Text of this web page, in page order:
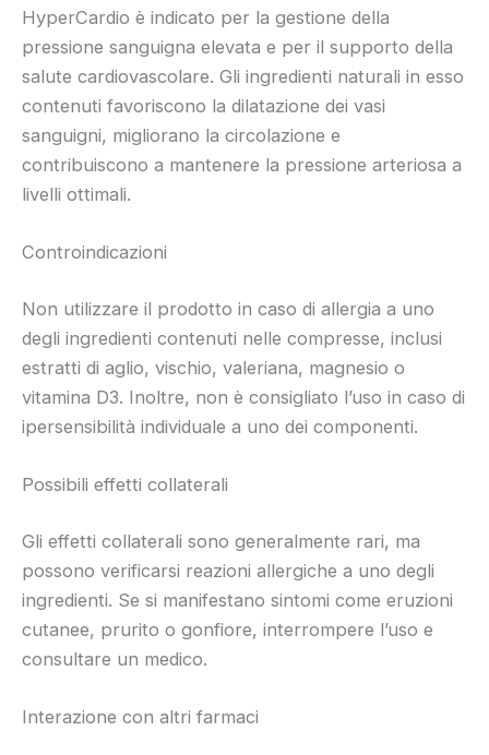
HyperCardio è indicato per la gestione della
pressione sanguigna elevata e per il supporto della
salute cardiovascolare. Gli ingredienti naturali in esso
contenuti favoriscono la dilatazione dei vasi
sanguigni, migliorano la circolazione e
contribuiscono a mantenere la pressione arteriosa a
livelli ottimali.
Controindicazioni
Non utilizzare il prodotto in caso di allergia a uno
degli ingredienti contenuti nelle compresse, inclusi
estratti di aglio, vischio, valeriana, magnesio o
vitamina D3. Inoltre, non è consigliato l’uso in caso di
ipersensibilità individuale a uno dei componenti.
Possibili effetti collaterali
Gli effetti collaterali sono generalmente rari, ma
possono verificarsi reazioni allergiche a uno degli
ingredienti. Se si manifestano sintomi come eruzioni
cutanee, prurito o gonfiore, interrompere l’uso e
consultare un medico.
Interazione con altri farmaci